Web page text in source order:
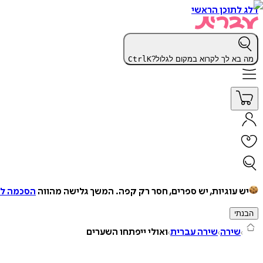
דלג לתוכן הראשי
מה בא לך לקרוא במקום לגלול? CtrlK
יש עוגיות, יש ספרים, חסר רק קפה. המשך גלישה מהווה הסכמה
הבנתי
שירה שירה עברית ואולי ייפתחו השערים